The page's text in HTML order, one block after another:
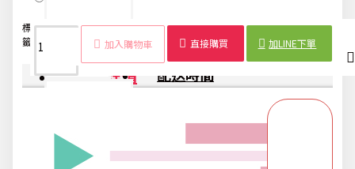
布置專區
旅行實用好物
加入購物車 直接購買 加LINE下單
標
籤：
浴室臉盆
壁
掛
黏貼
式
免鑽
臉盆
架
無痕掛
勾
浴室收
納
壁掛
架
商品詳情 配送時間